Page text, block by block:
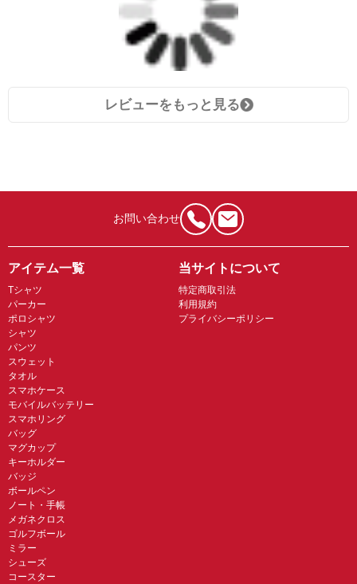
レビューをもっと見る
お問い合わせ
アイテム一覧
Tシャツ
パーカー
ポロシャツ
シャツ
パンツ
スウェット
タオル
スマホケース
モバイルバッテリー
スマホリング
バッグ
マグカップ
キーホルダー
バッジ
ボールペン
ノート・手帳
メガネクロス
ゴルフボール
ミラー
シューズ
コースター
当サイトについて
特定商取引法
利用規約
プライバシーポリシー